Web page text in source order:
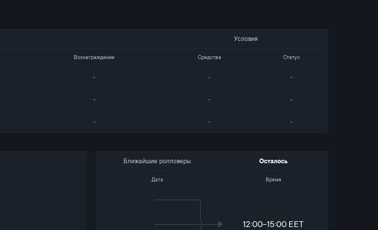
Условия
Вознаграждение Средства Статус
- - -
- - -
- - -
Ближайшие ролловеры Осталось
Дата Время
12:00-15:00 EET